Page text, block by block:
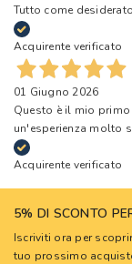
Tutto come desiderato
Acquirente verificato
01 Giugno 2026
Questo è il mio
un'esperienza molto
Acquirente verificato
5% DI SCONTO
Iscriviti ora per
tuo prossimo